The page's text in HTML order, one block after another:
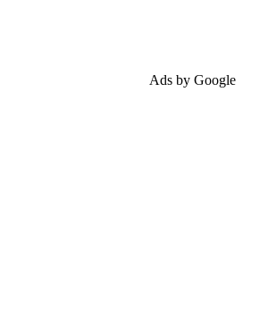
Ads by Google